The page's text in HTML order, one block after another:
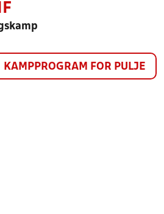
KAMPPROGRAM FOR PULJE